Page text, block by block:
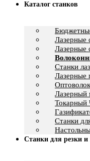
Каталог станков
Лазерные
Лазерные
Станки
Лазерные
Лазерный
Cтанки
Станки для резки и